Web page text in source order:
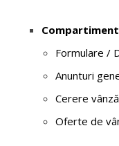
Formulare /
Anunturi
Cerere
Oferte de